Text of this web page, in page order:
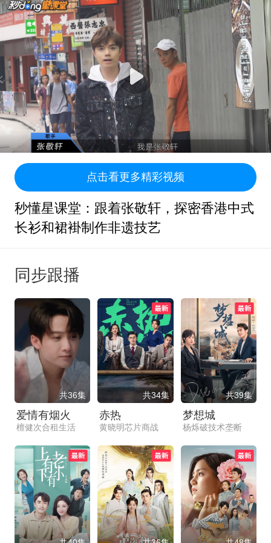
点击看更多精彩视频
秒懂星课堂：跟着张敬轩，探密香港中式
长衫和裙褂制作非遗技艺
同步跟播
共36集
爱情有烟火
檀健次合租生活
共34集
赤热
黄晓明芯片商战
共39集
梦想城
杨烁破技术垄断